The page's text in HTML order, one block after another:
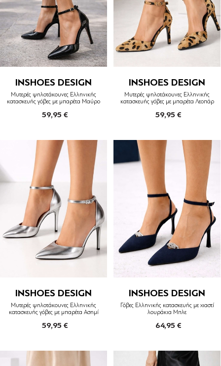
INSHOES DESIGN
Μυτερές ψηλοτάκουνες Ελληνικής
κατασκευής γόβες με μπαρέτα Μαύρο
59,95 €
INSHOES DESIGN
Μυτερές ψηλοτάκουνες Ελληνικής
κατασκευής γόβες με μπαρέτα Λεοπάρ
59,95 €
INSHOES DESIGN
Μυτερές ψηλοτάκουνες Ελληνικής
κατασκευής γόβες με μπαρέτα Ασημί
59,95 €
INSHOES DESIGN
Γόβες Ελληνικής κατασκευής με χιαστί
λουράκια Μπλε
64,95 €